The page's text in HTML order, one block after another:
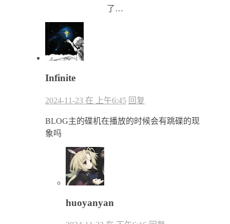
了…
Infinite
2024-11-23 在 上午6:45 回复
BLOG主的碟机在播放的时候会有跳碟的现
象吗
huoyanyan